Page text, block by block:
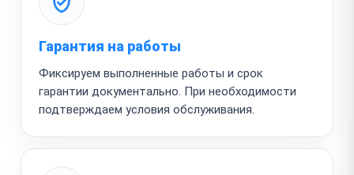
Гарантия на работы
Фиксируем выполненные работы и срок
гарантии документально. При необходимости
подтверждаем условия обслуживания.